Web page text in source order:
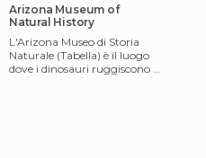
Arizona Museum of
Natural History
L'Arizona Museo di Storia
Naturale (Tabella) è il luogo
dove i dinosauri ruggiscono e